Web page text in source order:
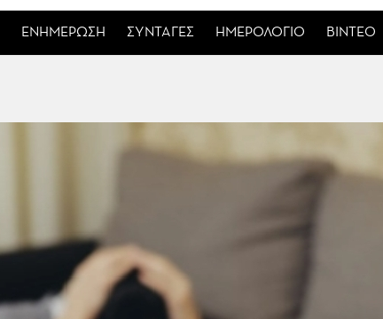
ΕΝΗΜΕΡΩΣΗ ΣΥΝΤΑΓΕΣ ΗΜΕΡΟΛΟΓΙΟ ΒΙΝΤΕΟ